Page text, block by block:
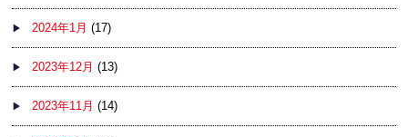
2024年1月 (17)
2023年12月 (13)
2023年11月 (14)